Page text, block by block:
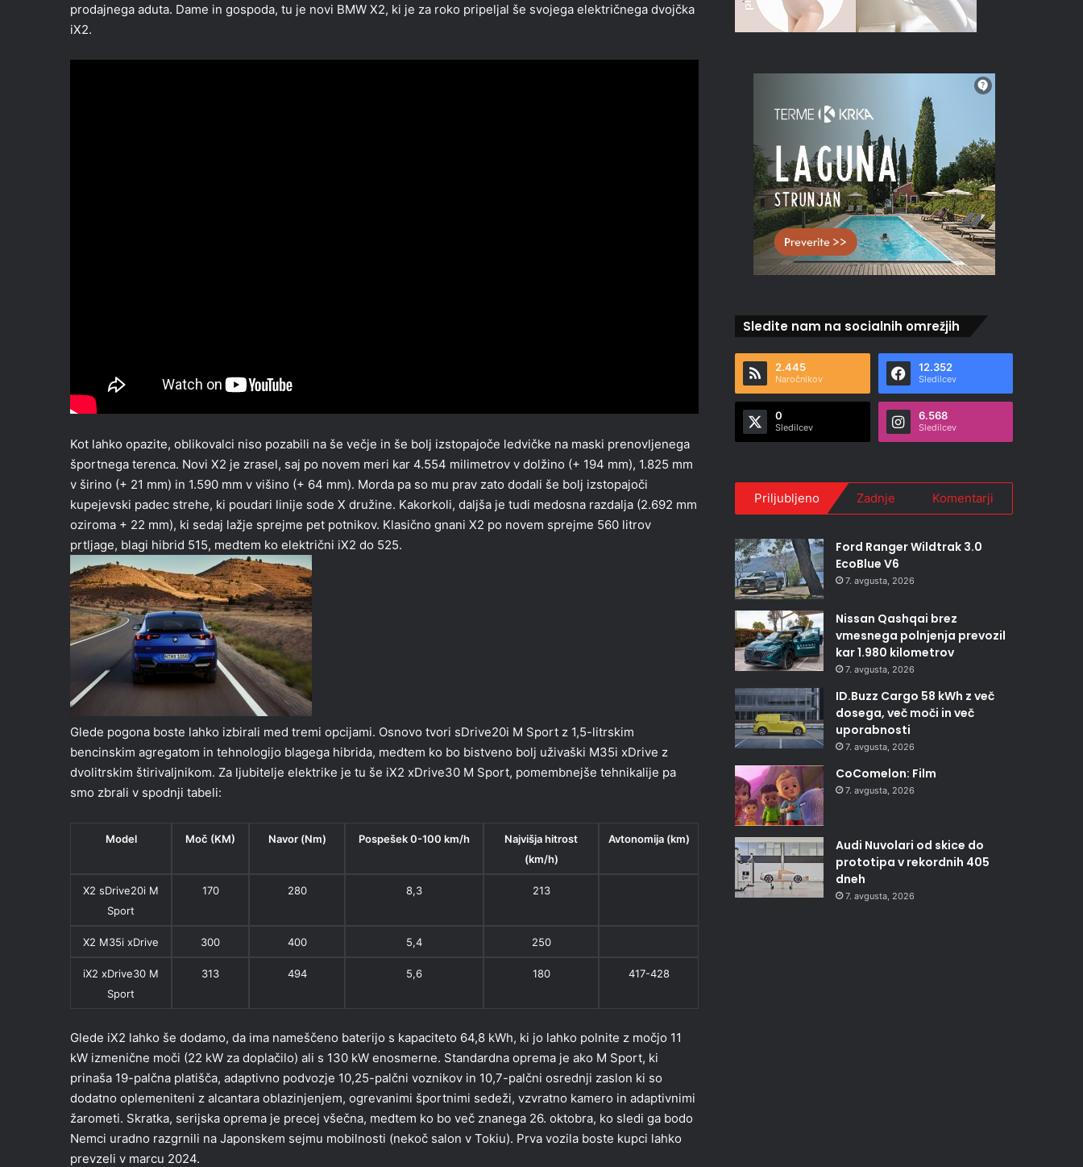
prodajnega aduta. Dame in gospoda, tu je novi BMW X2, ki je za roko pripeljal še svojega električnega dvojčka
iX2.
Kot lahko opazite, oblikovalci niso pozabili na še večje in še bolj izstopajoče ledvičke na maski prenovljenega
športnega terenca. Novi X2 je zrasel, saj po novem meri kar 4.554 milimetrov v dolžino (+ 194 mm), 1.825 mm
v širino (+ 21 mm) in 1.590 mm v višino (+ 64 mm). Morda pa so mu prav zato dodali še bolj izstopajoči
kupejevski padec strehe, ki poudari linije sode X družine. Kakorkoli, daljša je tudi medosna razdalja (2.692 mm
oziroma + 22 mm), ki sedaj lažje sprejme pet potnikov. Klasično gnani X2 po novem sprejme 560 litrov
prtljage, blagi hibrid 515, medtem ko električni iX2 do 525.
Glede pogona boste lahko izbirali med tremi opcijami. Osnovo tvori sDrive20i M Sport z 1,5-litrskim
bencinskim agregatom in tehnologijo blagega hibrida, medtem ko bo bistveno bolj uživaški M35i xDrive z
dvolitrskim štirivaljnikom. Za ljubitelje elektrike je tu še iX2 xDrive30 M Sport, pomembnejše tehnikalije pa
smo zbrali v spodnji tabeli:
Model Moč (KM) Navor (Nm) Pospešek 0-100 km/h
Najvišja hitrost
(km/h)
Avtonomija (km)
X2 sDrive20i M
Sport
170 280 8,3 213
X2 M35i xDrive 300 400 5,4 250
iX2 xDrive30 M
Sport
313 494 5,6 180 417-428
Glede iX2 lahko še dodamo, da ima nameščeno baterijo s kapaciteto 64,8 kWh, ki jo lahko polnite z močjo 11
kW izmenične moči (22 kW za doplačilo) ali s 130 kW enosmerne. Standardna oprema je ako M Sport, ki
prinaša 19-palčna platišča, adaptivno podvozje 10,25-palčni voznikov in 10,7-palčni osrednji zaslon ki so
dodatno oplemeniteni z alcantara oblazinjenjem, ogrevanimi športnimi sedeži, vzvratno kamero in adaptivnimi
žarometi. Skratka, serijska oprema je precej všečna, medtem ko bo več znanega 26. oktobra, ko sledi ga bodo
Nemci uradno razgrnili na Japonskem sejmu mobilnosti (nekoč salon v Tokiu). Prva vozila boste kupci lahko
prevzeli v marcu 2024.
Sledite nam na socialnih omrežjih
2.445
Naročnikov
12.352
Sledilcev
0
Sledilcev
6.568
Sledilcev
Priljubljeno Zadnje Komentarji
Ford Ranger Wildtrak 3.0
EcoBlue V6
7. avgusta, 2026
Nissan Qashqai brez
vmesnega polnjenja prevozil
kar 1.980 kilometrov
7. avgusta, 2026
ID.Buzz Cargo 58 kWh z več
dosega, več moči in več
uporabnosti
7. avgusta, 2026
CoComelon: Film
7. avgusta, 2026
Audi Nuvolari od skice do
prototipa v rekordnih 405
dneh
7. avgusta, 2026